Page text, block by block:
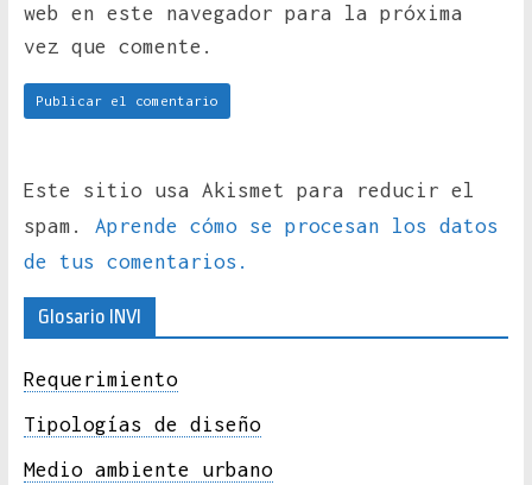
web en este navegador para la próxima
vez que comente.
Este sitio usa Akismet para reducir el
spam. Aprende cómo se procesan los datos
de tus comentarios.
Glosario INVI
Requerimiento
Tipologías de diseño
Medio ambiente urbano